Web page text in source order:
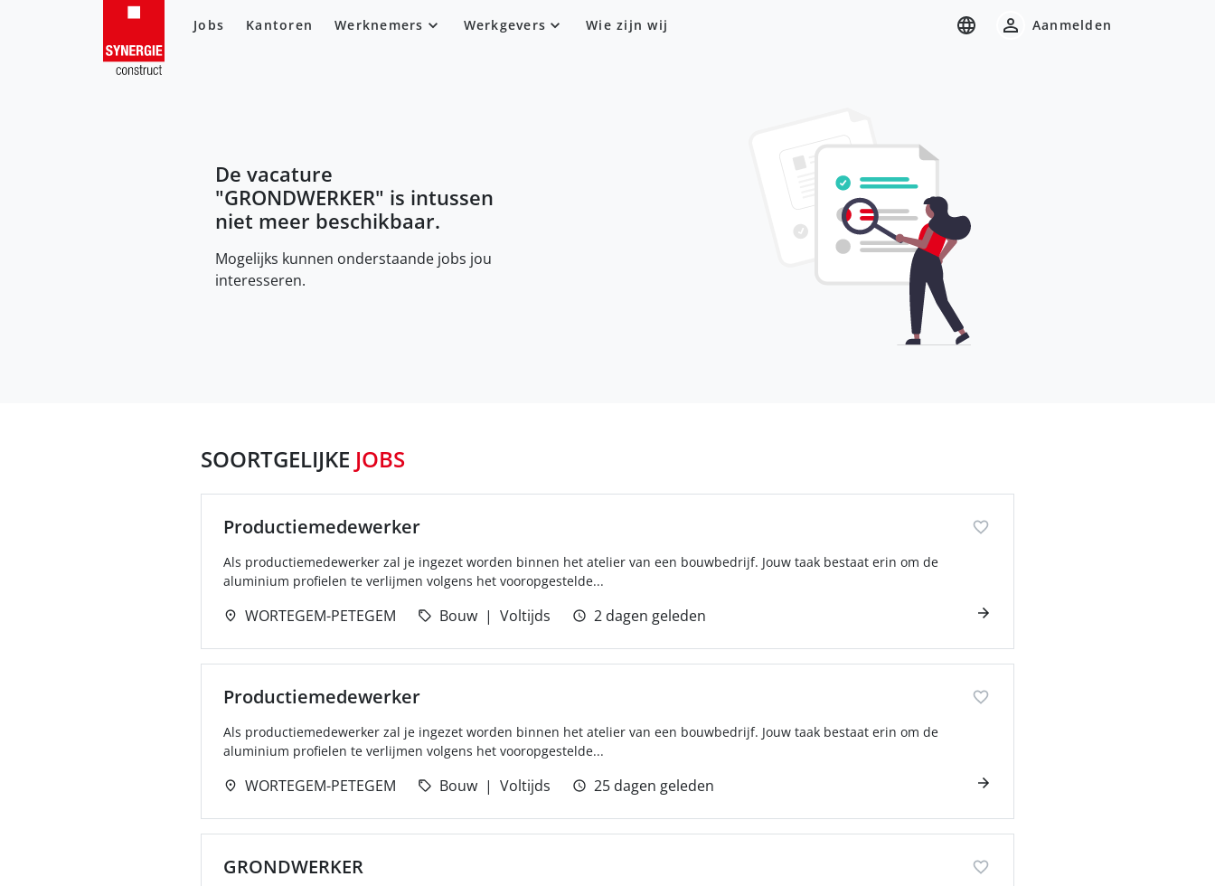
Jobs Kantoren Werknemers Werkgevers Wie zijn wij Aanmelden
De vacature
"GRONDWERKER" is intussen
niet meer beschikbaar.
Mogelijks kunnen onderstaande jobs jou
interesseren.
SOORTGELIJKE JOBS
Productiemedewerker
Als productiemedewerker zal je ingezet worden binnen het atelier van een bouwbedrijf. Jouw taak bestaat erin om de
aluminium profielen te verlijmen volgens het vooropgestelde...
WORTEGEM-PETEGEM Bouw Voltijds 2 dagen geleden
Productiemedewerker
Als productiemedewerker zal je ingezet worden binnen het atelier van een bouwbedrijf. Jouw taak bestaat erin om de
aluminium profielen te verlijmen volgens het vooropgestelde...
WORTEGEM-PETEGEM Bouw Voltijds 25 dagen geleden
GRONDWERKER